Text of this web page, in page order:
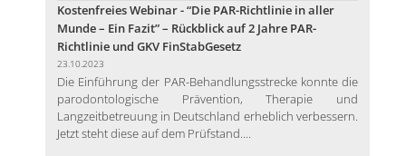
Kostenfreies Webinar - “Die PAR-Richtlinie in aller
Munde – Ein Fazit” – Rückblick auf 2 Jahre PAR-
Richtlinie und GKV FinStabGesetz
23.10.2023
Die Einführung der PAR-Behandlungsstrecke konnte die
parodontologische Prävention, Therapie und
Langzeitbetreuung in Deutschland erheblich verbessern.
Jetzt steht diese auf dem Prüfstand....